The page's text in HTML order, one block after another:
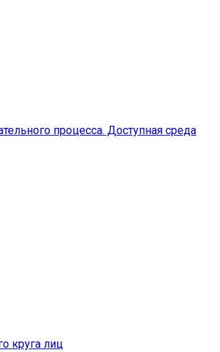
процесса. Доступная среда
круга лиц